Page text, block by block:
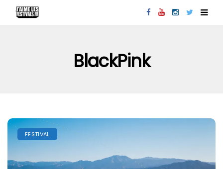
BlackPink
FESTIVAL